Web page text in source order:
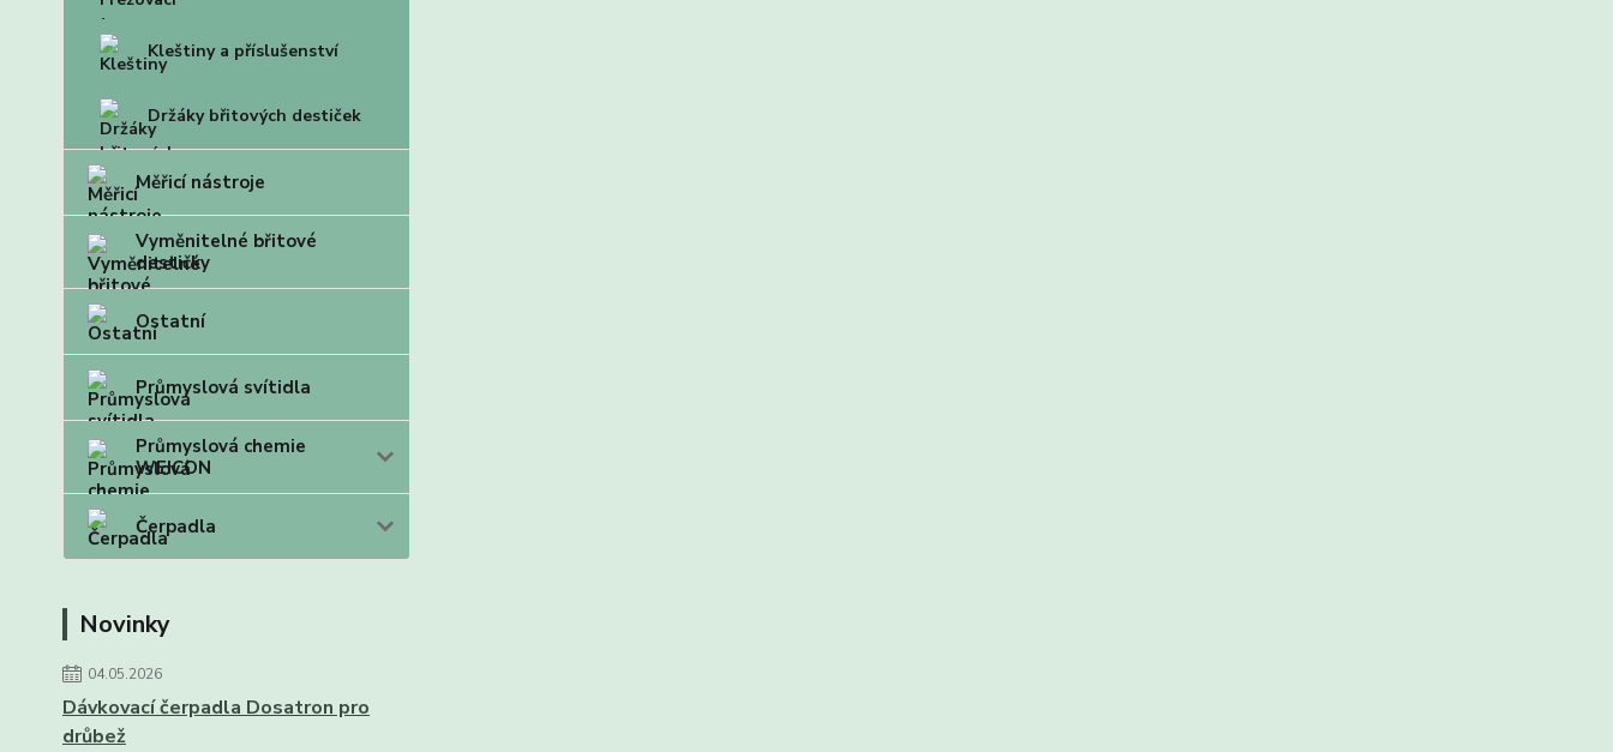
Kleštiny a příslušenství
Držáky břitových destiček
Měřicí nástroje
Vyměnitelné břitové
destičky
Ostatní
Průmyslová svítidla
Průmyslová chemie
WEICON
Čerpadla
Novinky
04.05.2026
Dávkovací čerpadla Dosatron pro
drůbež